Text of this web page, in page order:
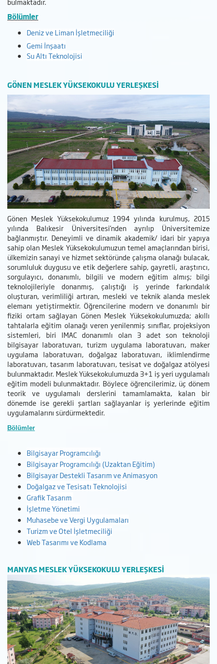
Bölümler
Deniz ve Liman İşletmeciliği
Gemi İnşaatı
Su Altı Teknolojisi
GÖNEN MESLEK YÜKSEKOKULU YERLEŞKESİ
Gönen Meslek Yüksekokulumuz 1994 yılında kurulmuş, 2015
yılında Balıkesir Üniversitesi’nden ayrılıp Üniversitemize
bağlanmıştır. Deneyimli ve dinamik akademik/ idari bir yapıya
sahip olan Meslek Yüksekokulumuzun temel amaçlarından birisi,
ülkemizin sanayi ve hizmet sektöründe çalışma olanağı bulacak,
sorumluluk duygusu ve etik değerlere sahip, gayretli, araştırıcı,
sorgulayıcı, donanımlı, bilgili ve modern eğitim almış; bilgi
teknolojileriyle donanmış, çalıştığı iş yerinde farkındalık
oluşturan, verimliliği artıran, mesleki ve teknik alanda meslek
elemanı yetiştirmektir. Öğrencilerine modern ve donanımlı bir
fiziki ortam sağlayan Gönen Meslek Yüksekokulumuzda; akıllı
tahtalarla eğitim olanağı veren yenilenmiş sınıflar, projeksiyon
sistemleri, biri IMAC donanımlı olan 3 adet son teknoloji
bilgisayar laboratuvarı, turizm uygulama laboratuvarı, maker
uygulama laboratuvarı, doğalgaz laboratuvarı, iklimlendirme
laboratuvarı, tasarım laboratuvarı, tesisat ve doğalgaz atölyesi
bulunmaktadır. Meslek Yüksekokulumuzda 3+1 iş yeri uygulamalı
eğitim modeli bulunmaktadır. Böylece öğrencilerimiz, üç dönem
teorik ve uygulamalı derslerini tamamlamakta, kalan bir
dönemde ise gerekli şartları sağlayanlar iş yerlerinde eğitim
uygulamalarını sürdürmektedir.
Bölümler
Bilgisayar Programcılığı
Bilgisayar Programcılığı (Uzaktan Eğitim)
Bilgisayar Destekli Tasarım ve Animasyon
Doğalgaz ve Tesisatı Teknolojisi
Grafik Tasarım
İşletme Yönetimi
Muhasebe ve Vergi Uygulamaları
Turizm ve Otel İşletmeciliği
Web Tasarımı ve Kodlama
MANYAS MESLEK YÜKSEKOKULU YERLEŞKESİ